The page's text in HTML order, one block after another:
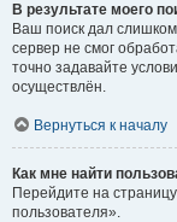
В результате моего
Ваш поиск дал
сервер не смог
точно задавайте
осуществлён.
Вернуться к началу
Как мне найти
Перейдите на
пользователя».